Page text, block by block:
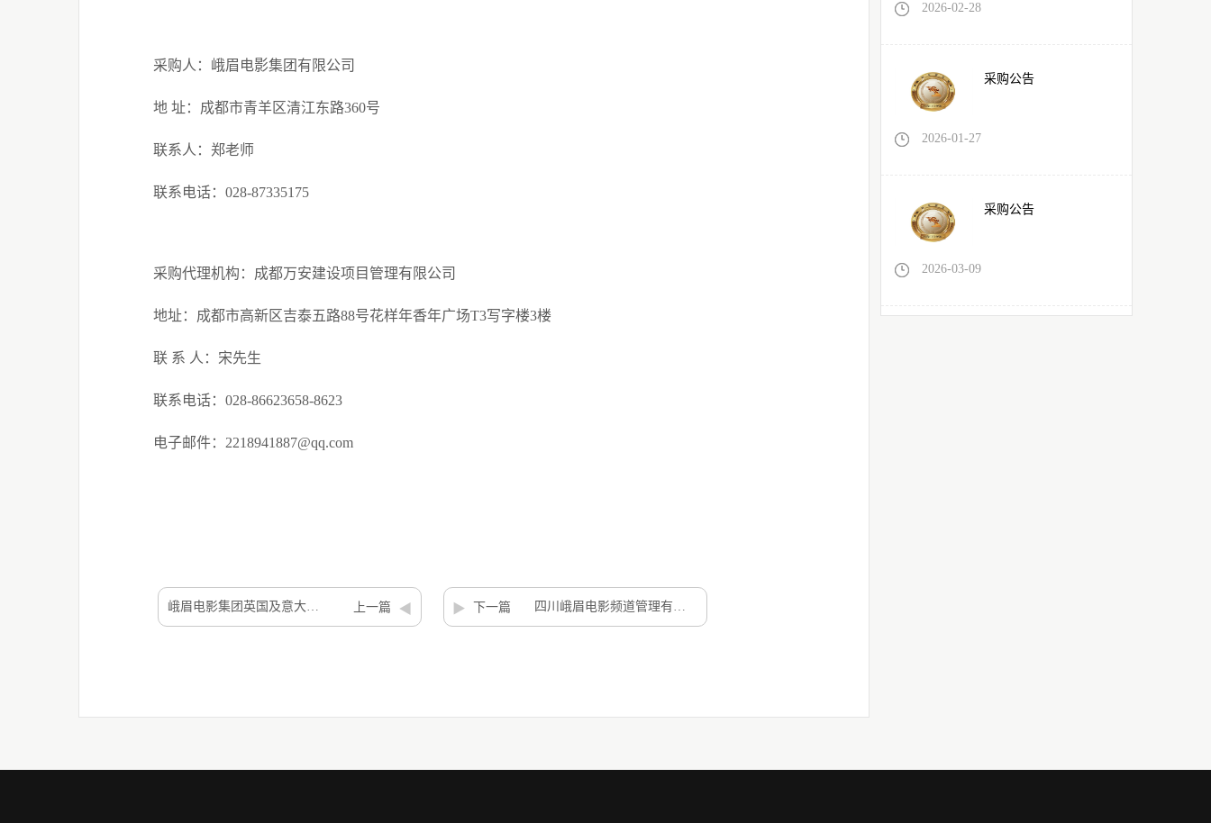
2026-02-28
采购公告
2026-01-27
采购公告
2026-03-09
采购人：峨眉电影集团有限公司
地 址：成都市青羊区清江东路360号
联系人：郑老师
联系电话： 028-87335175
采购代理机构：成都万安建设项目管理有限公司
地址：成都市高新区吉泰五路88号花样年香年广场T3写字楼3楼
联 系 人：宋先生
联系电话： 028-86623658-8623
电子邮件： 2218941887@qq.com
峨眉电影集团英国及意大利涉外商务活动项目竞争性磋商公告 上一篇 下一篇 四川峨眉电影频道管理有限公司2024—2025年招标代理机构项目竞争性谈判公告